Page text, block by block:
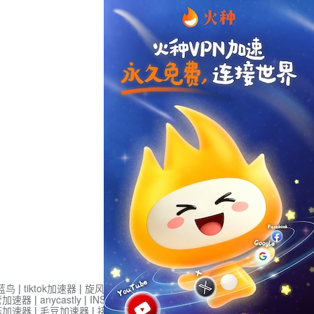
鸟 | tiktok加速器 | 旋风加速度器|旋风加速|
速器 | anycastly | INS加速器|INS加速器免费版
速器 | 毛豆加速器 | 接码平台|接码S|西柚加速